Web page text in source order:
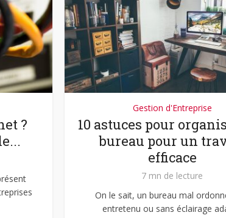
?
Gestion d'Entreprise
10 astuces pour
bureau pour un
efficace
7 mn de lecture
On le sait, un bureau mal
entretenu ou sans éclairage